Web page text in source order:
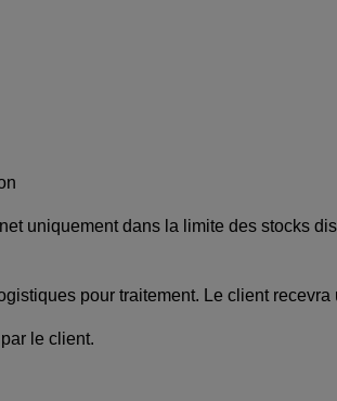
uniquement dans la limite des stocks
pour traitement. Le client
le client.